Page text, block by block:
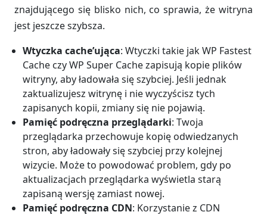
znajdującego się blisko nich, co sprawia, że witryna
jest jeszcze szybsza.
Wtyczka cache’ująca: Wtyczki takie jak WP Fastest
Cache czy WP Super Cache zapisują kopie plików
witryny, aby ładowała się szybciej. Jeśli jednak
zaktualizujesz witrynę i nie wyczyścisz tych
zapisanych kopii, zmiany się nie pojawią.
Pamięć podręczna przeglądarki: Twoja
przeglądarka przechowuje kopię odwiedzanych
stron, aby ładowały się szybciej przy kolejnej
wizycie. Może to powodować problem, gdy po
aktualizacjach przeglądarka wyświetla starą
zapisaną wersję zamiast nowej.
Pamięć podręczna CDN: Korzystanie z CDN